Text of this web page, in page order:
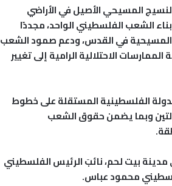
المسيحي الأصيل في الأراضي
الشعب الفلسطيني الواحد، مجددًا
والمسيحية في القدس، ودعم صمود الشعب
الاحتلالية الرامية إلى تغيير
الفلسطينية المستقلة على خطوط
حل الدولتين وبما يضمن حقوق الشعب
بيت لحم، نائبَ الرئيس الفلسطيني
محمود عباس.